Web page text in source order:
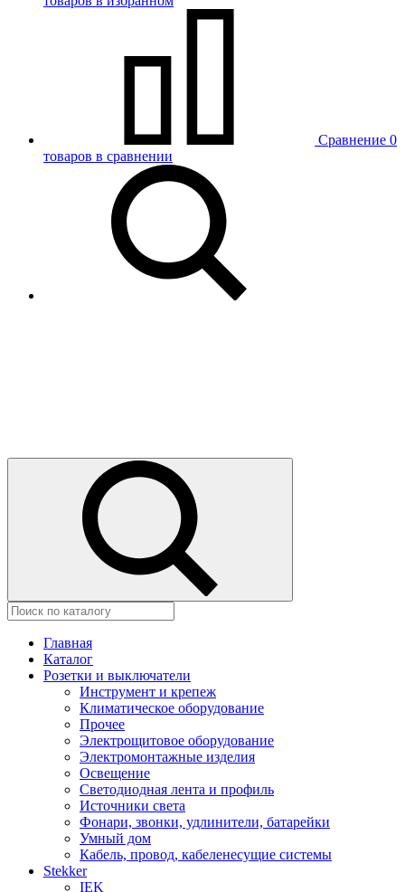
Сравнение 0
товаров в сравнении
Главная
Каталог
Розетки и выключатели
Инструмент и крепеж
Климатическое оборудование
Прочее
Электрощитовое оборудование
Электромонтажные изделия
Освещение
Светодиодная лента и профиль
Источники света
Фонари, звонки, удлинители, батарейки
Умный дом
Кабель, провод, кабеленесущие системы
Stekker
IEK